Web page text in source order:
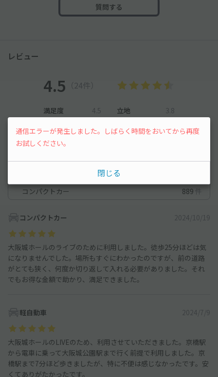
質問する
レビュー
4.5 （24件）
満足度 4.5 立地
3.8
車種ごとの利用実績
コンパクトカー
889 件
コンパクトカー 2024/10/19
大阪城ホールのライブのために利用しました。徒歩25分ほどは気
になりませんでした。場所もすぐにわかったのですが、前の道路
がとても狭く、何度か切り返して入れる必要がありました。それ
でもお得な金額で助かり、満足できました。
軽自動車 2024/7/9
大阪城ホールのLIVEのため、利用させていただきました。京橋駅
から電車に乗って大阪城公園駅まで行く前提で利用しました。京
橋駅まで7分ほど歩きましたが、特に不便は感じなかったです。安
くてありがたかったです。
通信エラーが発生しました。しばらく時間をおいてから再度
お試しください。
閉じる